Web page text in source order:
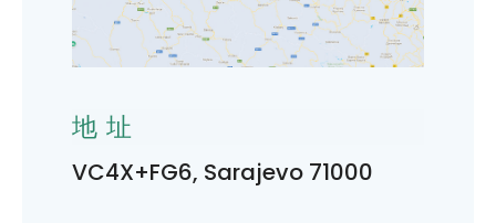
地址
VC4X+FG6, Sarajevo 71000